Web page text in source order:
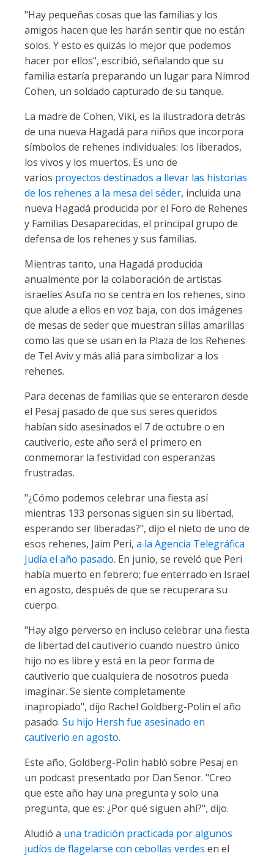
"Hay pequeñas cosas que las familias y los
amigos hacen que les harán sentir que no están
solos. Y esto es quizás lo mejor que podemos
hacer por ellos", escribió, señalando que su
familia estaría preparando un lugar para Nimrod
Cohen, un soldado capturado de su tanque.
La madre de Cohen, Viki, es la ilustradora detrás
de una nueva Hagadá para niños que incorpora
símbolos de rehenes individuales: los liberados,
los vivos y los muertos. Es uno de
varios proyectos destinados a llevar las historias
de los rehenes a la mesa del séder, incluida una
nueva Hagadá producida por el Foro de Rehenes
y Familias Desaparecidas, el principal grupo de
defensa de los rehenes y sus familias.
Mientras tanto, una Hagadá producida
anualmente por la colaboración de artistas
israelíes Asufa no se centra en los rehenes, sino
que alude a ellos en voz baja, con dos imágenes
de mesas de seder que muestran sillas amarillas
como las que se usan en la Plaza de los Rehenes
de Tel Aviv y más allá para simbolizar a los
rehenes.
Para decenas de familias que se enteraron desde
el Pesaj pasado de que sus seres queridos
habían sido asesinados el 7 de octubre o en
cautiverio, este año será el primero en
conmemorar la festividad con esperanzas
frustradas.
"¿Cómo podemos celebrar una fiesta así
mientras 133 personas siguen sin su libertad,
esperando ser liberadas?", dijo el nieto de uno de
esos rehenes, Jaim Peri, a la Agencia Telegráfica
Judía el año pasado. En junio, se reveló que Peri
había muerto en febrero; fue enterrado en Israel
en agosto, después de que se recuperara su
cuerpo.
"Hay algo perverso en incluso celebrar una fiesta
de libertad del cautiverio cuando nuestro único
hijo no es libre y está en la peor forma de
cautiverio que cualquiera de nosotros pueda
imaginar. Se siente completamente
inapropiado", dijo Rachel Goldberg-Polin el año
pasado. Su hijo Hersh fue asesinado en
cautiverio en agosto.
Este año, Goldberg-Polin habló sobre Pesaj en
un podcast presentado por Dan Senor. "Creo
que este año hay una pregunta y solo una
pregunta, que es: ¿Por qué siguen ahí?", dijo.
Aludió a una tradición practicada por algunos
judíos de flagelarse con cebollas verdes en el